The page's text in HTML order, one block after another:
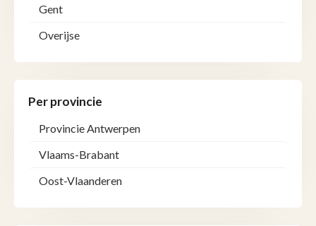
Gent
Overijse
Per provincie
Provincie Antwerpen
Vlaams-Brabant
Oost-Vlaanderen